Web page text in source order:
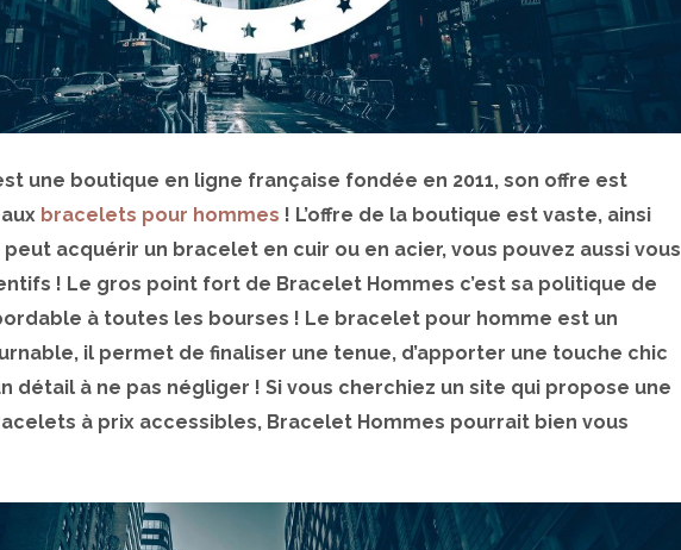
une boutique en ligne française fondée en 2011, son offre est
bracelets pour hommes ! L’offre de la boutique est vaste, ainsi
acquérir un bracelet en cuir ou en acier, vous pouvez aussi vous
! Le gros point fort de Bracelet Hommes c’est sa politique de
à toutes les bourses ! Le bracelet pour homme est un
il permet de finaliser une tenue, d’apporter une touche chic
détail à ne pas négliger ! Si vous cherchiez un site qui propose une
à prix accessibles, Bracelet Hommes pourrait bien vous